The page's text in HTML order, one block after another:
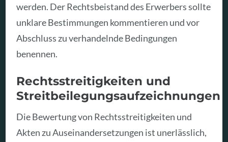
werden. Der Rechtsbeistand des Erwerbers sollte
unklare Bestimmungen kommentieren und vor
Abschluss zu verhandelnde Bedingungen
benennen.
Rechtsstreitigkeiten und
Streitbeilegungsaufzeichnungen
Die Bewertung von Rechtsstreitigkeiten und
Akten zu Auseinandersetzungen ist unerlässlich,